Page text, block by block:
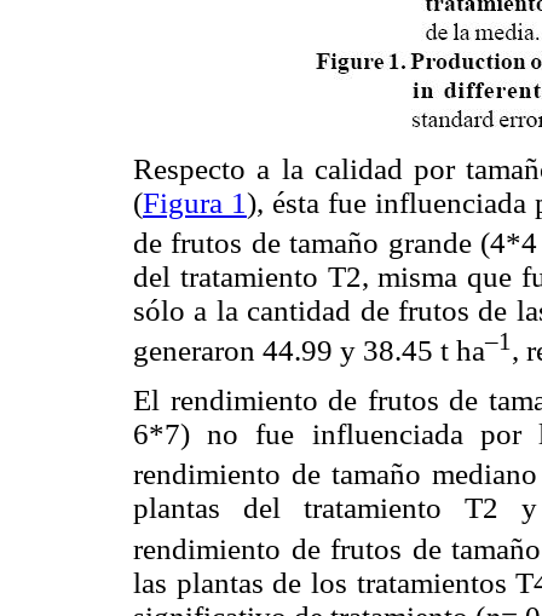
Respecto a la calidad por
(Figura 1), ésta fue influenciada
de frutos de tamaño grande
del tratamiento T2, misma que
sólo a la cantidad de frutos de
generaron 44.99 y 38.45 t ha–1 ,
El rendimiento de frutos de
6*7) no fue influenciada por
rendimiento de tamaño
plantas del tratamiento T2
rendimiento de frutos de
las plantas de los tratamientos